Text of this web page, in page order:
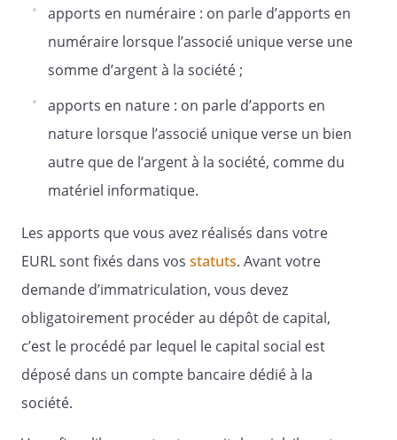
conventions portant sur des opérations
courantes et conclues à des conditions
Article 15 - Exercice social
Chaque exercice social a une durée qui
commence le
Article 16 -
Comptes sociaux
Le gérant non associé ou l'associé unique
gérant établit le rapport de gestion,
apports en numéraire : on parle d’apports en
numéraire lorsque l’associé unique verse une
somme d’argent à la société ;
apports en nature : on parle d’apports en
nature lorsque l’associé unique verse un bien
autre que de l’argent à la société, comme du
matériel informatique.
Les apports que vous avez réalisés dans votre
EURL sont fixés dans vos statuts. Avant votre
demande d’immatriculation, vous devez
obligatoirement procéder au dépôt de capital,
c’est le procédé par lequel le capital social est
déposé dans un compte bancaire dédié à la
société.